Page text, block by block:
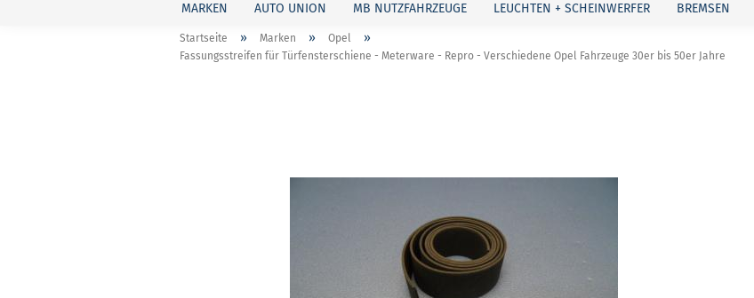
MARKEN AUTO UNION MB NUTZFAHRZEUGE LEUCHTEN + SCHEINWERFER BREMSEN
Startseite » Marken » Opel »
Fassungsstreifen für Türfensterschiene - Meterware - Repro - Verschiedene Opel Fahrzeuge 30er bis 50er Jahre